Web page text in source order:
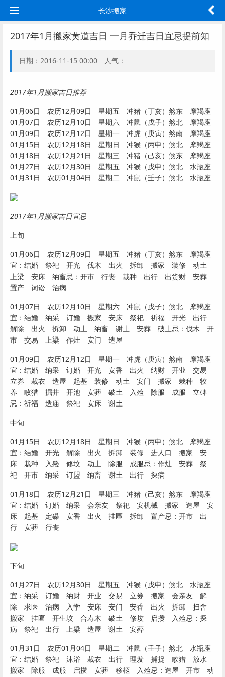
长沙搬家
2017年1月搬家黄道吉日 一月乔迁吉日宜忌提前知
日期：2016-11-15 00:00 人气：
2017年1月搬家吉日推荐
01月06日 农历12月09日 星期五 冲猪（丁亥）煞东 摩羯座
01月07日 农历12月10日 星期六 冲鼠（戊子）煞北 摩羯座
01月09日 农历12月12日 星期一 冲虎（庚寅）煞南 摩羯座
01月15日 农历12月18日 星期日 冲猴（丙申）煞北 摩羯座
01月18日 农历12月21日 星期三 冲猪（己亥）煞东 摩羯座
01月27日 农历12月30日 星期五 冲猴（戊申）煞北 水瓶座
01月31日 农历01月04日 星期二 冲鼠（壬子）煞北 水瓶座
2017年1月搬家吉日宜忌
上旬
01月06日 农历12月09日 星期五 冲猪（丁亥）煞东 摩羯座
宜：结婚 祭祀 开光 伐木 出火 拆卸 搬家 装修 动土
上梁 安床 纳畜忌：开市 行丧 栽种 出行 出货财 安葬
置产 词讼 治病
01月07日 农历12月10日 星期六 冲鼠（戊子）煞北 摩羯座
宜：结婚 纳采 订婚 搬家 安床 祭祀 祈福 开光 出行
解除 出火 拆卸 动土 纳畜 谢土 安葬 破土忌：伐木 开
市 交易 上梁 作灶 安门 造屋
01月09日 农历12月12日 星期一 冲虎（庚寅）煞南 摩羯座
宜：结婚 纳采 订婚 开光 安香 出火 纳财 开业 交易
立券 裁衣 造屋 起基 装修 动土 安门 搬家 栽种 牧
养 畋猎 掘井 开池 安葬 破土 入殓 除服 成服 立碑
忌：祈福 造庙 祭祀 安床 谢土
中旬
01月15日 农历12月18日 星期日 冲猴（丙申）煞北 摩羯座
宜：结婚 开光 解除 出火 拆卸 装修 进人口 搬家 安
床 栽种 入殓 修坟 动土 除服 成服忌：作灶 安葬 祭
祀 开市 纳采 订盟 纳畜 谢土 出行 探病
01月18日 农历12月21日 星期三 冲猪（己亥）煞东 摩羯座
宜：结婚 订婚 纳采 会亲友 祭祀 安机械 搬家 造屋 安
床 起基 定磉 安香 出火 挂匾 拆卸 置产忌：开市 出
行 安葬 行丧
下旬
01月27日 农历12月30日 星期五 冲猴（戊申）煞北 水瓶座
宜：纳采 订婚 纳财 开业 交易 立券 搬家 会亲友 解
除 求医 治病 入学 安床 安门 安香 出火 拆卸 扫舍
搬家 挂匾 开生坟 合寿木 破土 修坟 启攒 入殓忌：探
病 祭祀 出行 上梁 造屋 谢土 安葬
01月31日 农历01月04日 星期二 冲鼠（壬子）煞北 水瓶座
宜：结婚 祭祀 沐浴 裁衣 出行 理发 捕捉 畋猎 放水
搬家 除服 成服 启攒 安葬 移柩 入殓忌：造屋 开市 动